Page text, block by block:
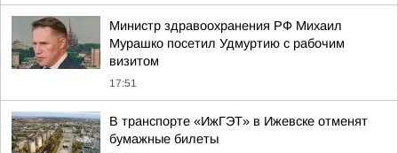
Министр здравоохранения РФ Михаил
Мурашко посетил Удмуртию с рабочим
визитом
17:51
В транспорте «ИжГЭТ» в Ижевске отменят
бумажные билеты